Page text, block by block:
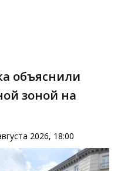
объяснили
зоной на
2026, 18:00